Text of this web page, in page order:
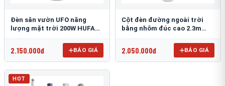
Đèn sân vườn UFO năng
lượng mặt trời 200W HUFA
2.150.000đ BÁO GIÁ
Cột đèn đường ngoài trời
bằng nhôm đúc cao 2.3m
2.050.000đ BÁO GIÁ
HOT